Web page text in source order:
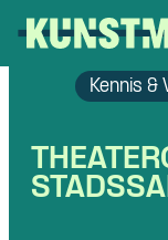
Kennis &